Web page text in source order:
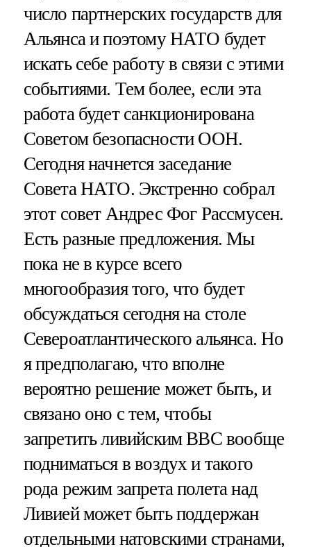
число партнерских государств для
Альянса и поэтому НАТО будет
искать себе работу в связи с этими
событиями. Тем более, если эта
работа будет санкционирована
Советом безопасности ООН.
Сегодня начнется заседание
Совета НАТО. Экстренно собрал
этот совет Андрес Фог Рассмусен.
Есть разные предложения. Мы
пока не в курсе всего
многообразия того, что будет
обсуждаться сегодня на столе
Североатлантического альянса. Но
я предполагаю, что вполне
вероятно решение может быть, и
связано оно с тем, чтобы
запретить ливийским ВВС вообще
подниматься в воздух и такого
рода режим запрета полета над
Ливией может быть поддержан
отдельными натовскими странами,